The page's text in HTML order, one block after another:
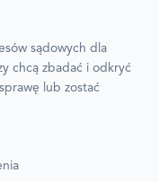
sądowych dla
chcą zbadać i odkryć
lub zostać